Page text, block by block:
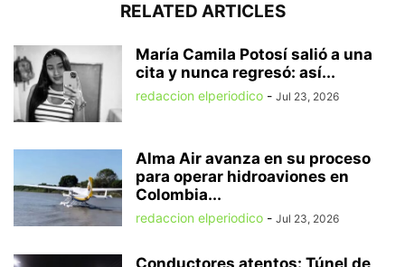
RELATED ARTICLES
María Camila Potosí salió a una
cita y nunca regresó: así...
redaccion elperiodico - Jul 23, 2026
Alma Air avanza en su proceso
para operar hidroaviones en
Colombia...
redaccion elperiodico - Jul 23, 2026